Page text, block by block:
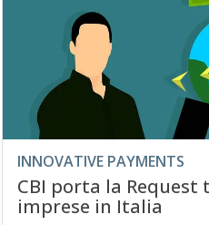
INNOVATIVE PAYMENTS
CBI porta la Request
imprese in Italia